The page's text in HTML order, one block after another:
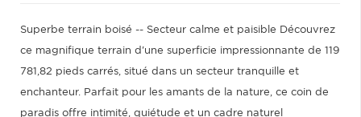
Superbe terrain boisé -- Secteur calme et paisible Découvrez
ce magnifique terrain d'une superficie impressionnante de 119
781,82 pieds carrés, situé dans un secteur tranquille et
enchanteur. Parfait pour les amants de la nature, ce coin de
paradis offre intimité, quiétude et un cadre naturel